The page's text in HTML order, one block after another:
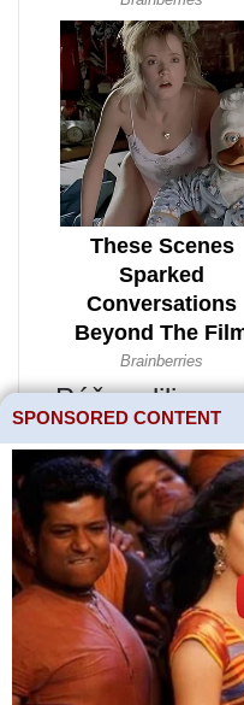
Péče o lilie po
Ideální dobou
pro přistání
nebo jahody.
zahradní
nejlepší
jahody a
SPONSORED CONTENT